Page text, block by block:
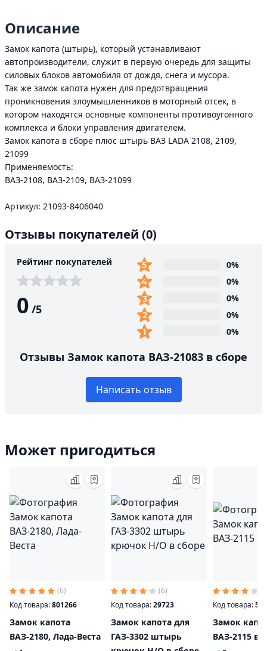
Описание
Замок капота (штырь), который устанавливают
автопроизводители, служит в первую очередь для защиты
силовых блоков автомобиля от дождя, снега и мусора.
Так же замок капота нужен для предотвращения
проникновения злоумышленников в моторный отсек, в
котором находятся основные компоненты противоугонного
комплекса и блоки управления двигателем.
Замок капота в сборе плюс штырь ВАЗ LADA 2108, 2109,
21099
Применяемость:
ВАЗ-2108, ВАЗ-2109, ВАЗ-21099
Артикул: 21093-8406040
Отзывы покупателей (0)
Рейтинг покупателей
0 /5
0%
0%
0%
0%
0%
Отзывы Замок капота ВАЗ-21083 в сборе
Написать отзыв
Может пригодиться
(6)
Код товара:801266
Замок капота
ВАЗ-2180, Лада-Веста
(6)
Код товара:29723
Замок капота для
ГАЗ-3302 штырь
Код товара:
Замок
ВАЗ-2115 в